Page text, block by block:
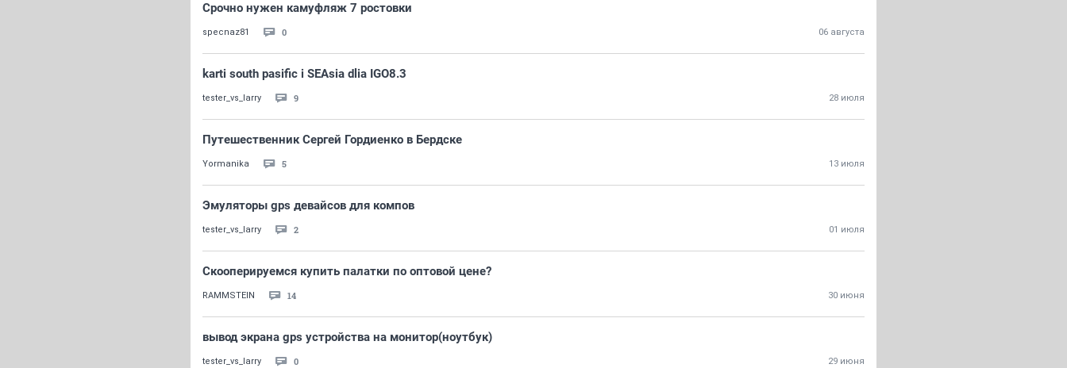
Срочно нужен камуфляж 7 ростовки
specnaz81 0 06 августа
karti south pasific i SEAsia dlia IGO8.3
tester_vs_larry 9 28 июля
Путешественник Сергей Гордиенко в Бердске
Yormanika 5 13 июля
Эмуляторы gps девайсов для компов
tester_vs_larry 2 01 июля
Скооперируемся купить палатки по оптовой цене?
RAMMSTEIN 14 30 июня
вывод экрана gps устройства на монитор(ноутбук)
tester_vs_larry 0 29 июня